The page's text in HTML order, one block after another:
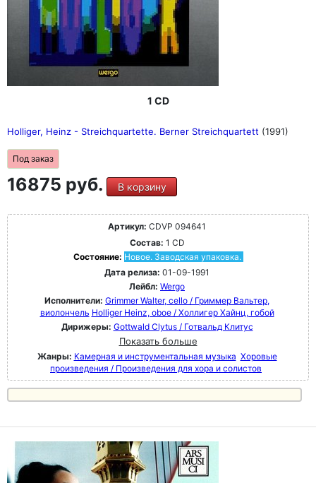
1 CD
Holliger, Heinz - Streichquartette. Berner Streichquartett (1991)
Под заказ
16875 руб. В корзину
Артикул: CDVP 094641
Состав: 1 CD
Состояние: Новое. Заводская упаковка.
Дата релиза: 01-09-1991
Лейбл: Wergo
Исполнители: Grimmer Walter, cello / Гриммер Вальтер,
виолончель Holliger Heinz, oboe / Холлигер Хайнц, гобой
Дирижеры: Gottwald Clytus / Готвальд Клитус
Показать больше
Жанры: Камерная и инструментальная музыка Хоровые
произведения / Произведения для хора и солистов